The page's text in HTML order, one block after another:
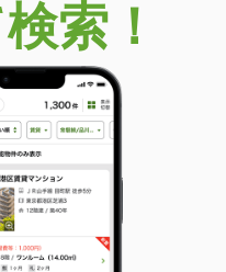
市代官町
市富士原町
索！